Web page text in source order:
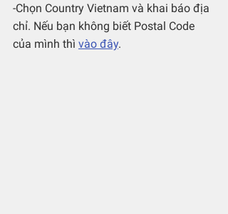
-Chọn Country Vietnam và khai báo địa
chỉ. Nếu bạn không biết Postal Code
của mình thì vào đây.